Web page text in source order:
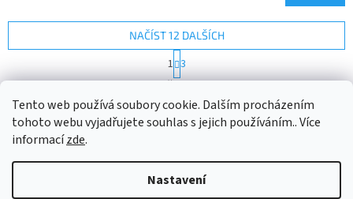
Tento web používá soubory cookie. Dalším procházením
tohoto webu vyjadřujete souhlas s jejich používáním.. Více
informacízde.
Nastavení
O
l
á
c
í
NAČÍST 12 DALŠÍCH
t
r
n
k
á
n
1 3
25položek celkem
NAHORU
Vytvořil Shoptet